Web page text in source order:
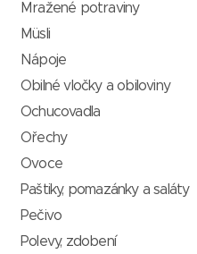
Mražené potraviny
Müsli
Nápoje
Obilné vločky a obiloviny
Ochucovadla
Ořechy
Ovoce
Paštiky, pomazánky a saláty
Pečivo
Polevy, zdobení